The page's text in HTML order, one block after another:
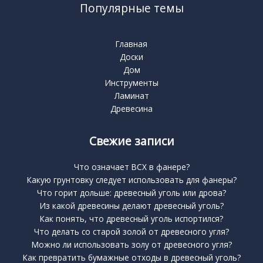
Популярные темы
Главная
Доски
Дом
Инструменты
Ламинат
Древесина
Свежие записи
Что означает BCX в фанере?
Какую грунтовку следует использовать для фанеры?
Что горит дольше: древесный уголь или дрова?
Из какой древесины делают древесный уголь?
Как понять, что древесный уголь испортился?
Что делать со старой золой от древесного угля?
Можно ли использовать золу от древесного угля?
Как превратить бумажные отходы в древесный уголь?